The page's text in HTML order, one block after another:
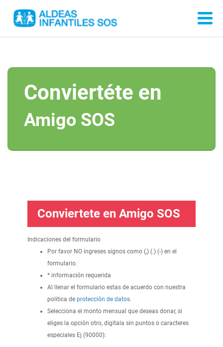
Conviertéte en
Amigo SOS
Conviertete en Amigo SOS
Indicaciones del formulario
Por favor NO ingreses signos como (,) (.) (-) en el
formulario.
* información requerida
Al llenar el formulario estas de acuerdo con nuestra
politica de protección de datos.
Selecciona el monto mensual que deseas donar, si
eliges la opción otro, digitala sin puntos o caracteres
especiales Ej (90000):